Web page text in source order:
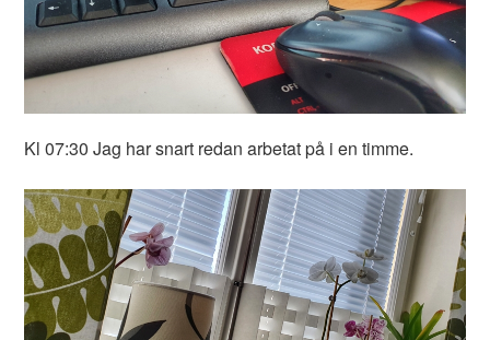
Kl 07:30 Jag har snart redan arbetat på i en timme.